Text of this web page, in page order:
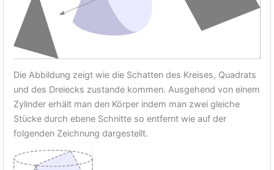
Die Abbildung zeigt wie die Schatten des Kreises, Quadrats
und des Dreiecks zustande kommen. Ausgehend von einem
Zylinder erhält man den Körper indem man zwei gleiche
Stücke durch ebene Schnitte so entfernt wie auf der
folgenden Zeichnung dargestellt.